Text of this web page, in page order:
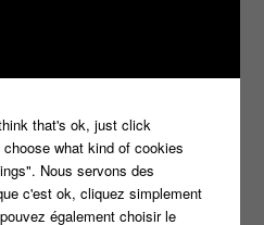
notre
that's ok, just click
what kind of cookies
Nous servons des
c'est ok, cliquez simplement
également choisir le